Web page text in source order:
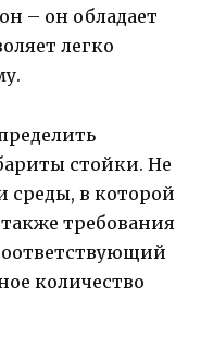
– он обладает
легко
стойки. Не
среды, в которой
также требования
количество